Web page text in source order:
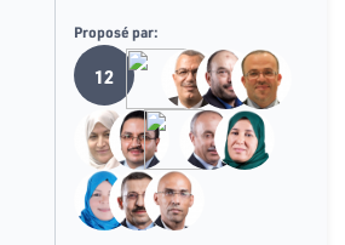
Proposé par:
12